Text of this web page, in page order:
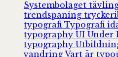
Systembolaget
trendspaning
typografi Typografi
typography UI Under
typography
vandring Vart är